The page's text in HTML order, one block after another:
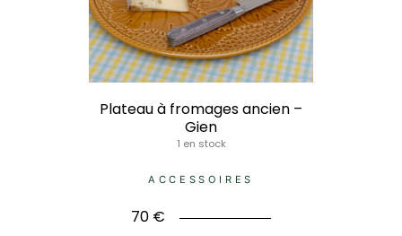
Plateau à fromages ancien –
Gien
1 en stock
ACCESSOIRES
70 €